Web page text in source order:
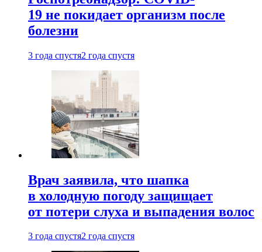
19 не покидает организм после
болезни
3 года спустя2 года спустя
Врач заявила, что шапка
в холодную погоду защищает
от потери слуха и выпадения волос
3 года спустя2 года спустя